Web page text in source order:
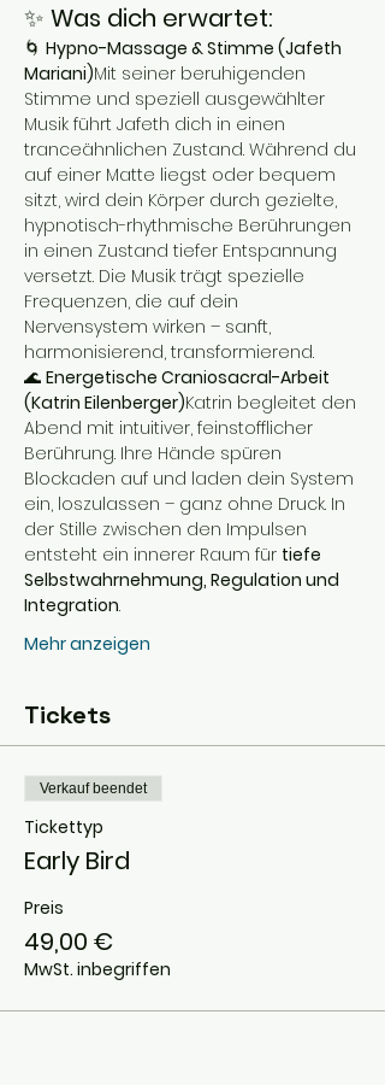
✨ Was dich erwartet:
🌀 Hypno-Massage & Stimme (Jafeth
Mariani)Mit seiner beruhigenden
Stimme und speziell ausgewählter
Musik führt Jafeth dich in einen
tranceähnlichen Zustand. Während du
auf einer Matte liegst oder bequem
sitzt, wird dein Körper durch gezielte,
hypnotisch-rhythmische Berührungen
in einen Zustand tiefer Entspannung
versetzt. Die Musik trägt spezielle
Frequenzen, die auf dein
Nervensystem wirken – sanft,
harmonisierend, transformierend.
🌊 Energetische Craniosacral-Arbeit
(Katrin Eilenberger)Katrin begleitet den
Abend mit intuitiver, feinstofflicher
Berührung. Ihre Hände spüren
Blockaden auf und laden dein System
ein, loszulassen – ganz ohne Druck. In
der Stille zwischen den Impulsen
entsteht ein innerer Raum für tiefe
Selbstwahrnehmung, Regulation und
Integration.
Mehr anzeigen
Tickets
Verkauf beendet
Tickettyp
Early Bird
Preis
49,00 €
MwSt. inbegriffen